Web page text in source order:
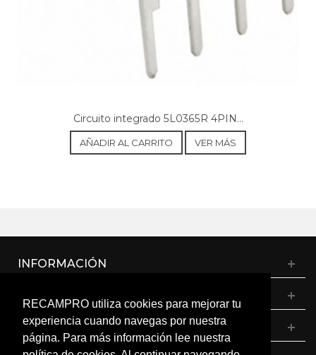
RECAMPRO utiliza cookies para mejorar tu
experiencia cuando navegas por nuestra
página. Para más información lee nuestra
Circuito integrado 5L0365R 4PIN...
AÑADIR AL CARRITO VER MÁS
INFORMACIÓN
MI CUENTA